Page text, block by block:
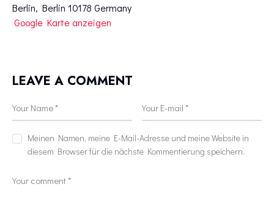
Berlin, Berlin 10178 Germany
Google Karte anzeigen
LEAVE A COMMENT
Meinen Namen, meine E-Mail-Adresse und meine Website in
diesem Browser für die nächste Kommentierung speichern.